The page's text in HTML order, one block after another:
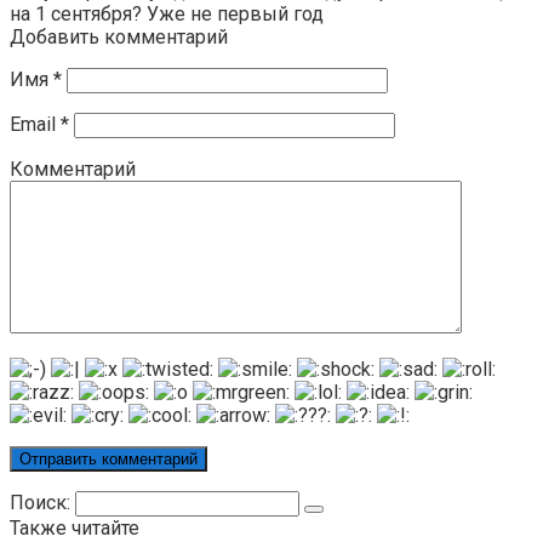
на 1 сентября? Уже не первый год
Добавить комментарий
Имя *
Email *
Комментарий
Поиск:
Также читайте